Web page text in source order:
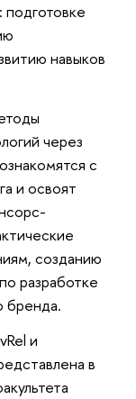
навыков
через
с
и освоят
созданию
разработке
бренда.
и
в